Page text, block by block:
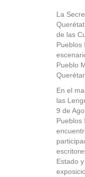
La
de las
Pueblos
Pueblo
En el
las
9 de
Pueblos
Estado